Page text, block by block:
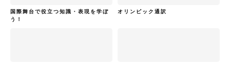
国際舞台で役立つ知識・表現を学ぼ
う！
オリンピック通訳